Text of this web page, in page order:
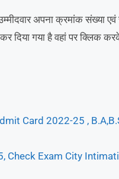
अपना क्रमांक संख्या
दिया गया है वहां पर क्लिक
Card 2022-25 ,
Check Exam City